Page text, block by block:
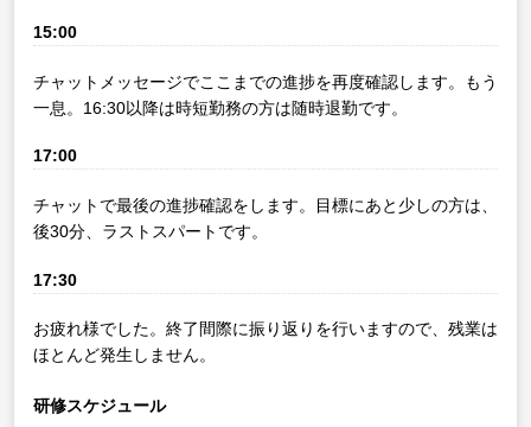
15:00
チャットメッセージでここまでの進捗を再度確認します。もう
一息。16:30以降は時短勤務の方は随時退勤です。
17:00
チャットで最後の進捗確認をします。目標にあと少しの方は、
後30分、ラストスパートです。
17:30
お疲れ様でした。終了間際に振り返りを行いますので、残業は
ほとんど発生しません。
研修スケジュール